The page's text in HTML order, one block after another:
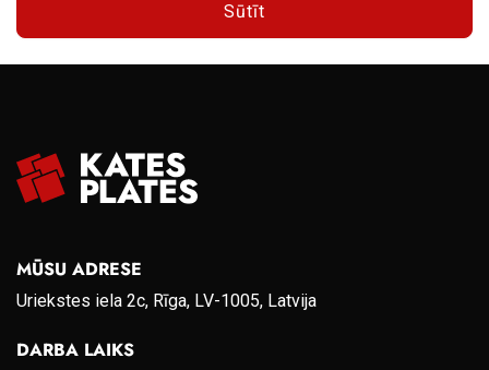
Sūtīt
MŪSU ADRESE
Uriekstes iela 2c, Rīga, LV-1005, Latvija
DARBA LAIKS